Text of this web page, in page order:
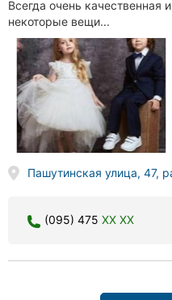
Всегда очень качественная
некоторые вещи...
Пашутинская улица, 47,
(095) 475 XX XX